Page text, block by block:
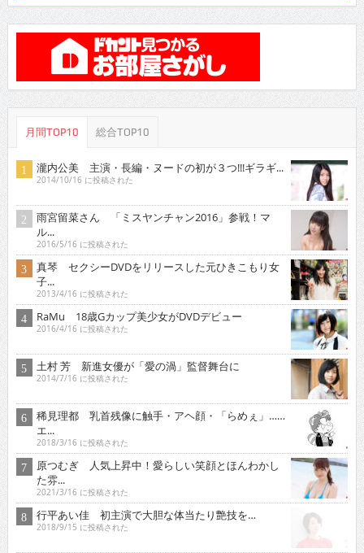
月間TOP10 総合TOP10
瀧内公美 主演・長編・ヌードの初が３つ!!!ギラギ...
2014/10/16 に投稿された
雨宮留菜さん 「ミスヤンチャン2016」参戦！マ
ル...
2016/5/16 に投稿された
真琴 セクシーDVDをリリースした元ひきこもり女
子...
2013/4/16 に投稿された
RaMu 18歳Gカップ美少女がDVDデビュー
2016/4/16 に投稿された
土村 芳 新進女優が「愛の渦」監督舞台に
2014/7/16 に投稿された
稀見理都 乳首残像に触手・アヘ顔・「らめぇ」……
エ...
2018/3/16 に投稿された
原つむぎ 人気上昇中！愛らしい笑顔とほんわかし
た雰...
2021/3/16 に投稿された
行平あい佳 初主演で大胆な体当たり艶技を…
2018/9/15 に投稿された